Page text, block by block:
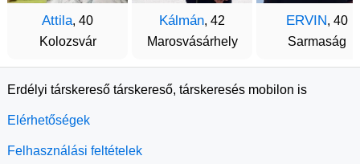
Attila, 40
Kolozsvár
Kálmán, 42
Marosvásárhely
ERVIN, 40
Sarmaság
Erdélyi társkereső társkereső, társkeresés mobilon is
Elérhetőségek
Felhasználási feltételek